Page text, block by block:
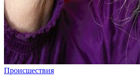
Происшествия